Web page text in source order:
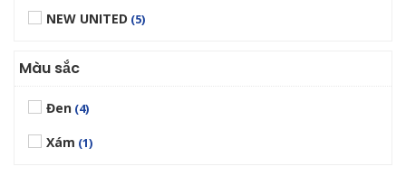
NEW UNITED (5)
Màu sắc
Đen (4)
Xám (1)